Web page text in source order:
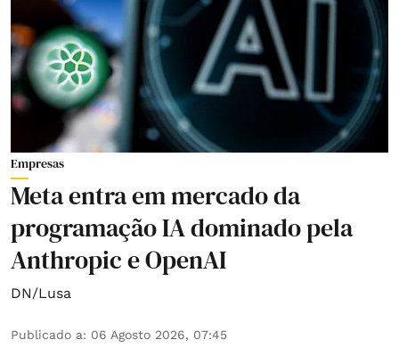
Empresas
Meta entra em mercado da
programação IA dominado pela
Anthropic e OpenAI
DN/Lusa
Publicado a: 06 Agosto 2026, 07:45